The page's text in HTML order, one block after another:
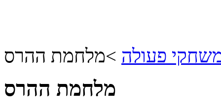
פעולה >מלחמת ההרס
מלחמת ההרס